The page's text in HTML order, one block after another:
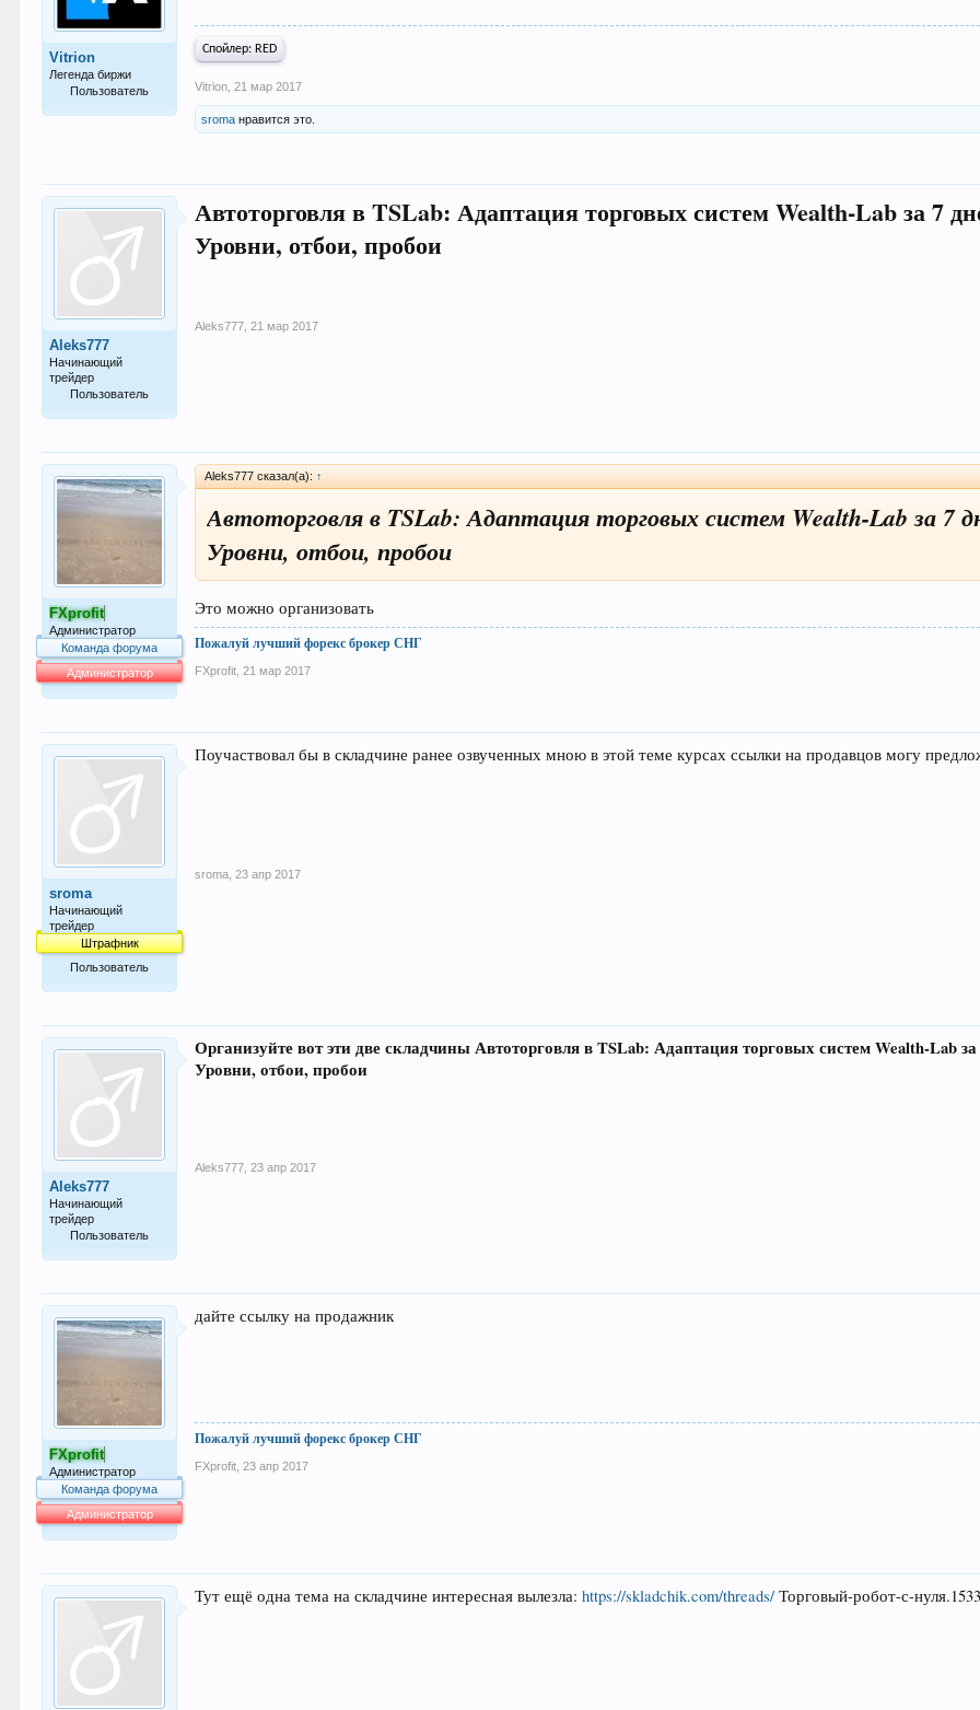
Vitrion
Легенда биржи
Пользователь
Спойлер: RED
Vitrion 21 мар 2017
sroma нравится это.
Aleks777
Начинающий
трейдер
Пользователь
Автоторговля в TSLab: Адаптация торговых систем Wealth-Lab за 7
Уровни, отбои, пробои
Aleks777 21 мар 2017
FXprofit
Администратор
Команда форума
Администратор
Aleks777 сказал(а): ↑
Автоторговля в TSLab: Адаптация торговых систем Wealth-Lab за 7
Уровни, отбои, пробои
Это можно организовать
Пожалуй лучший форекс брокер СНГ
FXprofit 21 мар 2017
sroma
Начинающий
трейдер
Штрафник
Пользователь
Поучаствовал бы в складчине ранее озвученных мною в этой теме курсах ссылки на продавцов могу
sroma 23 апр 2017
Aleks777
Начинающий
трейдер
Пользователь
Организуйте вот эти две складчины Автоторговля в TSLab: Адаптация торговых систем Wealth-Lab
Уровни, отбои, пробои
Aleks777 23 апр 2017
FXprofit
Администратор
Команда форума
Администратор
дайте ссылку на продажник
Пожалуй лучший форекс брокер СНГ
FXprofit 23 апр 2017
Тут ещё одна тема на складчине интересная вылезла:https://skladchik.com/threads/ Торговый-робот-с-